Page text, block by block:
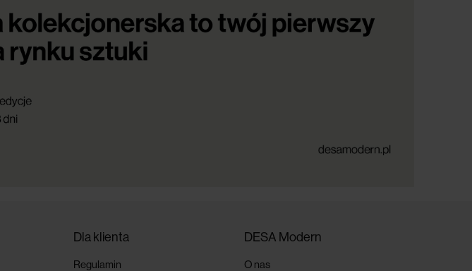
Dla klienta
Regulamin
DESA Modern
O nas